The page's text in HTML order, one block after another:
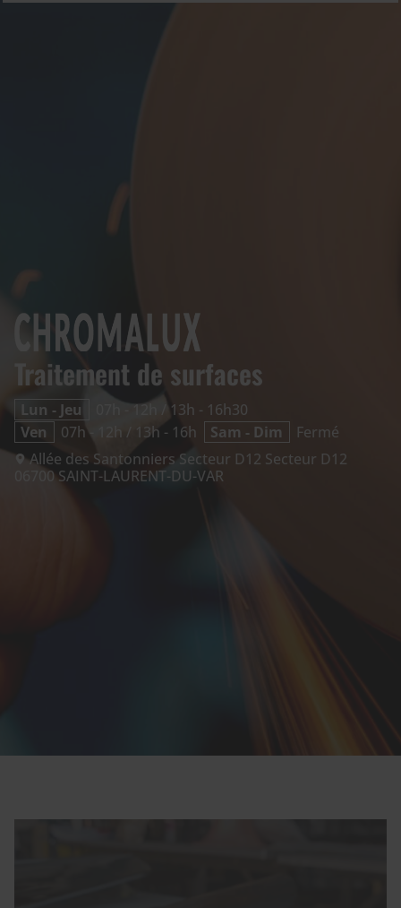
Traitement de surfaces
Allée des Santonniers Secteur D12 Secteur D12
06700 SAINT-LAURENT-DU-VAR
Lun - Jeu
07h - 12h / 13h - 16h30
Ven
07h - 12h / 13h - 16h Sam - Dim Fermé